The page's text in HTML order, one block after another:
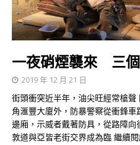
一夜硝煙襲來 三
2019 年 12 月 21 日
街頭衝突近半年，油尖旺經常槍
角滙豐大廈外，防暴警察從衝鋒
邊廂，示威者戴著防具，從路障
敦道與亞皆老街交界成為臨 繼續